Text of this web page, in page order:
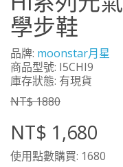
學步鞋
品牌: moonstar月星
商品型號: I5CHI9
庫存狀態: 有現貨
NT$ 1880
NT$ 1,680
使用點數購買: 1680